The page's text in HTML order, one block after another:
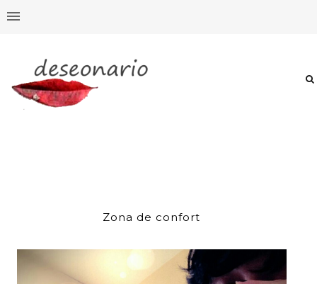
Zona de confort